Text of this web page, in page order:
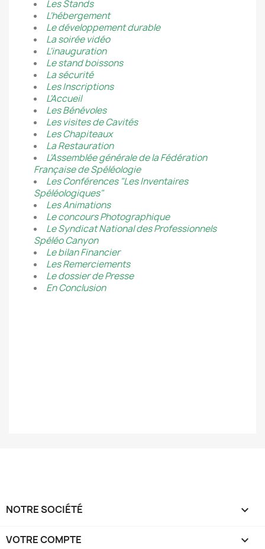
Les Stands
L'hébergement
Le développement durable
La soirée vidéo
L'inauguration
Le stand boissons
La sécurité
Les Inscriptions
L'Accueil
Les Bénévoles
Les visites de Cavités
Les Chapiteaux
La Restauration
L'Assemblée générale de la Fédération
Française de Spéléologie
Les Conférences "Les Inventaires
Spéléologiques"
Les Animations
Le concours Photographique
Le Syndicat National des Professionnels
Spéléo Canyon
Le bilan Financier
Les Remerciements
Le dossier de Presse
En Conclusion
NOTRE SOCIÉTÉ 
VOTRE COMPTE 